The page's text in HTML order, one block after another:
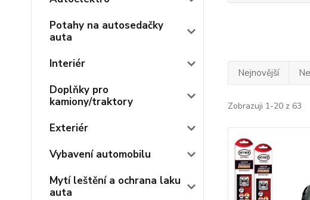
Potahy na autosedačky
auta
Interiér
Doplňky pro
kamiony/traktory
Exteriér
Vybavení automobilu
Mytí leštění a ochrana laku
auta
Nejnovější
Zobrazuji 1-20 z 63